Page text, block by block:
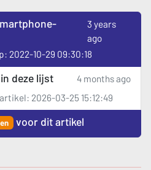
3 years
ago
2022-10-29 09:30:18
deze lijst
4 months ago
2026-03-25 15:12:49
voor dit artikel